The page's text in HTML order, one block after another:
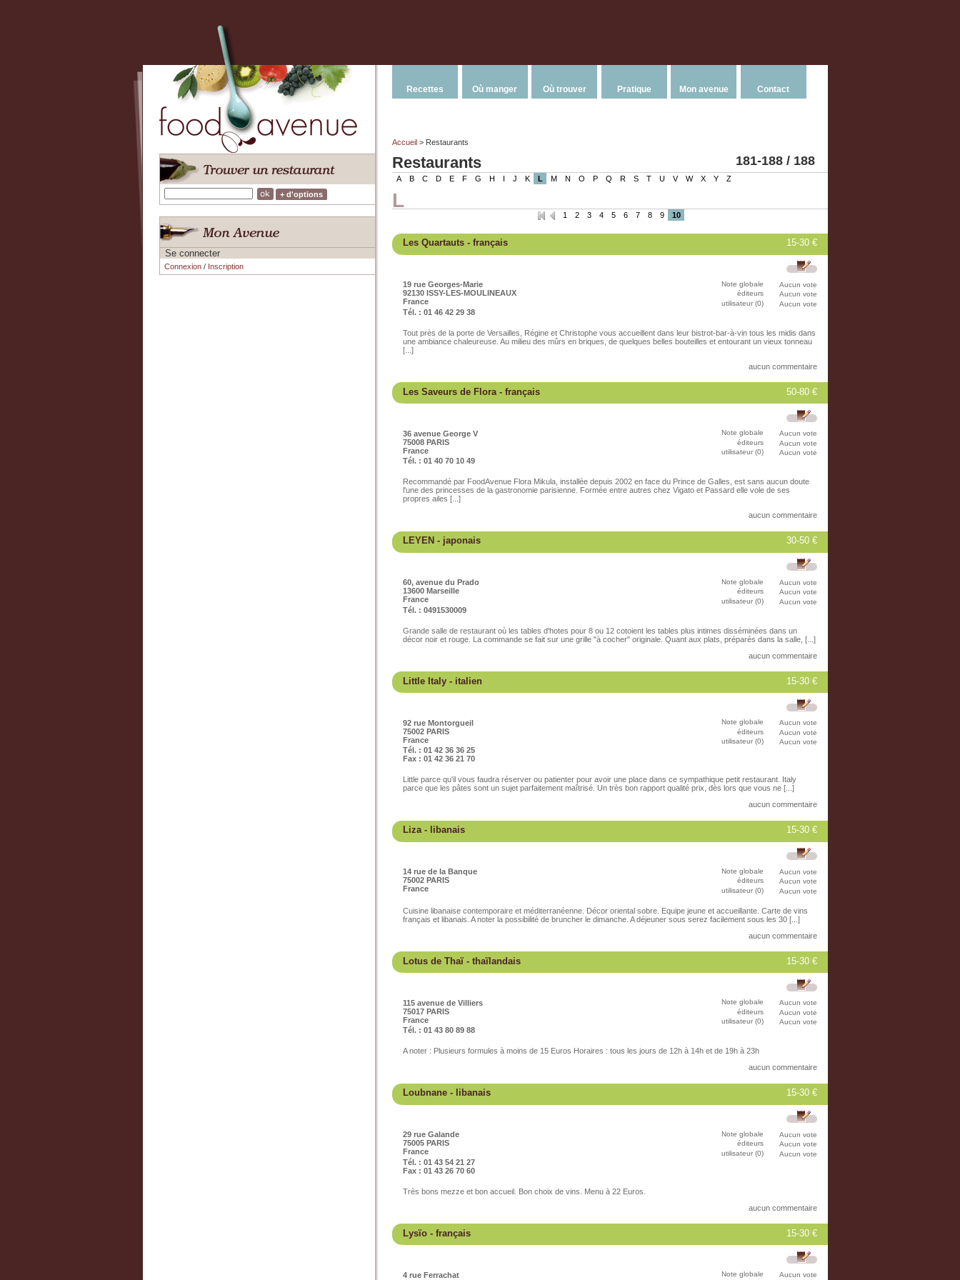
+ d'options
Se connecter
Connexion/ Inscription
Recettes Où manger Où trouver Pratique Mon avenue Contact
Accueil > Restaurants
181-188 / 188
Restaurants
A B C D E F G H I J K L M N O P Q R S T U V W X Y Z
L
1 2 3 4 5 6 7 8 9 10
15-30 €
Les Quartauts - français
Note globale
Aucun vote
éditeurs
Aucun vote
utilisateur (0)
Aucun vote
19 rue Georges-Marie
92130 ISSY-LES-MOULINEAUX
France
Tél. : 01 46 42 29 38
Tout près de la porte de Versailles, Régine et Christophe vous accueillent dans leur bistrot-bar-à-vin tous les midis dans
une ambiance chaleureuse. Au milieu des mûrs en briques, de quelques belles bouteilles et entourant un vieux tonneau
[...]
aucun commentaire
50-80 €
Les Saveurs de Flora - français
Note globale
Aucun vote
éditeurs
Aucun vote
utilisateur (0)
Aucun vote
36 avenue George V
75008 PARIS
France
Tél. : 01 40 70 10 49
Recommandé par FoodAvenue Flora Mikula, installée depuis 2002 en face du Prince de Galles, est sans aucun doute
l'une des princesses de la gastronomie parisienne. Formée entre autres chez Vigato et Passard elle vole de ses
propres ailes [...]
aucun commentaire
30-50 €
LEYEN - japonais
Note globale
Aucun vote
éditeurs
Aucun vote
utilisateur (0)
Aucun vote
60, avenue du Prado
13600 Marseille
France
Tél. : 0491530009
Grande salle de restaurant où les tables d'hotes pour 8 ou 12 cotoient les tables plus intimes disséminées dans un
décor noir et rouge. La commande se fait sur une grille "à cocher" originale. Quant aux plats, préparés dans la salle, [...]
aucun commentaire
15-30 €
Little Italy - italien
Note globale
Aucun vote
éditeurs
Aucun vote
utilisateur (0)
Aucun vote
92 rue Montorgueil
75002 PARIS
France
Tél. : 01 42 36 36 25
Fax : 01 42 36 21 70
Little parce qu'il vous faudra réserver ou patienter pour avoir une place dans ce sympathique petit restaurant. Italy
parce que les pâtes sont un sujet parfaitement maîtrisé. Un très bon rapport qualité prix, dès lors que vous ne [...]
aucun commentaire
15-30 €
Liza- libanais
Note globale
Aucun vote
éditeurs
Aucun vote
utilisateur (0)
Aucun vote
14 rue de la Banque
75002 PARIS
France
Cuisine libanaise contemporaire et méditerranéenne. Décor oriental sobre. Equipe jeune et accueillante. Carte de vins
français et libanais. A noter la possibilité de bruncher le dimanche. A déjeuner sous serez facilement sous les 30 [...]
aucun commentaire
15-30 €
Lotus de Thaï - thaïlandais
Note globale
Aucun vote
éditeurs
Aucun vote
utilisateur (0)
Aucun vote
115 avenue de Villiers
75017 PARIS
France
Tél. : 01 43 80 89 88
A noter : Plusieurs formules à moins de 15 Euros Horaires : tous les jours de 12h à 14h et de 19h à 23h
aucun commentaire
15-30 €
Loubnane - libanais
Note globale
Aucun vote
éditeurs
Aucun vote
utilisateur (0)
Aucun vote
29 rue Galande
75005 PARIS
France
Tél. : 01 43 54 21 27
Fax : 01 43 26 70 60
Très bons mezze et bon accueil. Bon choix de vins. Menu à 22 Euros.
aucun commentaire
15-30 €
Lysïo - français
Note globale Aucun vote
4 rue Ferrachat